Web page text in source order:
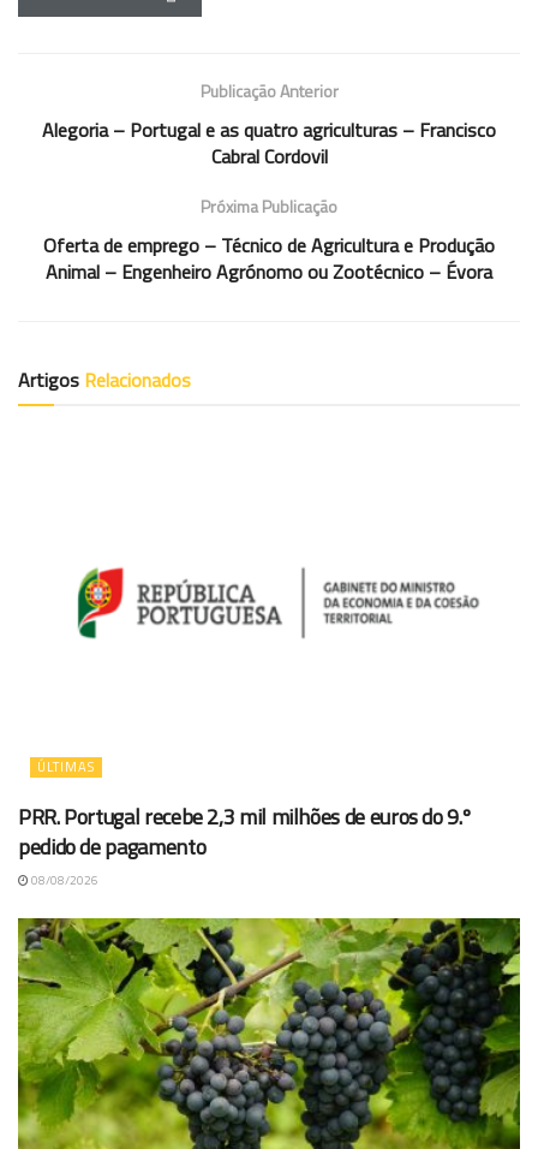
Publicação Anterior
Alegoria – Portugal e as quatro agriculturas – Francisco
Cabral Cordovil
Próxima Publicação
Oferta de emprego – Técnico de Agricultura e Produção
Animal – Engenheiro Agrónomo ou Zootécnico – Évora
Artigos Relacionados
ÚLTIMAS
PRR. Portugal recebe 2,3 mil milhões de euros do 9.º
pedido de pagamento
08/08/2026